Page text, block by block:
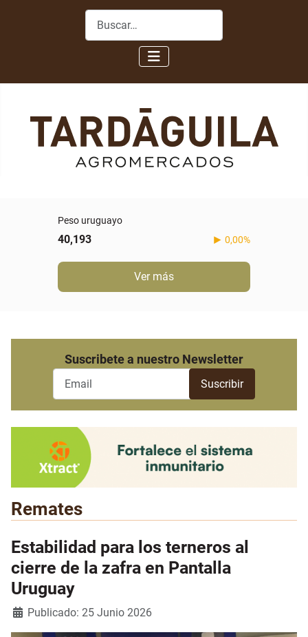
Buscar
Peso uruguayo
40,193 0,00%
Ver más
Suscribete a nuestro Newsletter
Remates
Estabilidad para los terneros al
cierre de la zafra en Pantalla
Uruguay
Detalles
Publicado: 25 Junio 2026